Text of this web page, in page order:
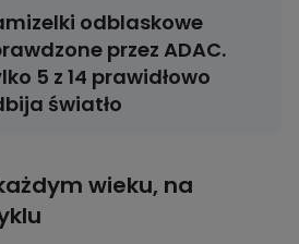
odblaskowe
przez ADAC.
5 z 14 prawidłowo
światło
wieku, na